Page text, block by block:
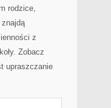
rodzice,
z
Zobacz
upraszczanie